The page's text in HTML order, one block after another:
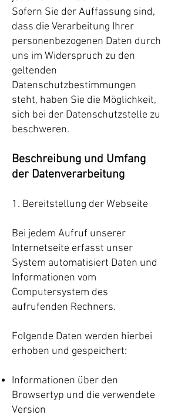
Sofern Sie der Auffassung sind,
dass die Verarbeitung Ihrer
personenbezogenen Daten durch
uns im Widerspruch zu den
geltenden
Datenschutzbestimmungen
steht, haben Sie die Möglichkeit,
sich bei der Datenschutzstelle zu
beschweren.
Beschreibung und Umfang
der Datenverarbeitung
1. Bereitstellung der Webseite
Bei jedem Aufruf unserer
Internetseite erfasst unser
System automatisiert Daten und
Informationen vom
Computersystem des
aufrufenden Rechners.
Folgende Daten werden hierbei
erhoben und gespeichert:
Informationen über den
Browsertyp und die verwendete
Version